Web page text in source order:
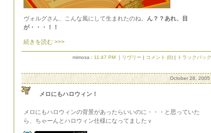
ヴォルグさん、こんな風にして生まれたのね。 ん？？あれ、目
が・・・！！
続きを読む >>>
mimosa : 11:47 PM ｜ リヴリー | コメント (0) | トラックバック
October 28, 2005
メロにもハロウィン！
メロにもハロウィンの背景があったらいいのに・・・と思っていた
ら、ちゃーんとハロウィン仕様になってましたｖ